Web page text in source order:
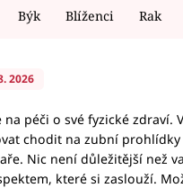
Býk Blíženci Rak
2026
péči o své fyzické zdraví.
chodit na zubní
Nic není důležitější než
které si zaslouží.